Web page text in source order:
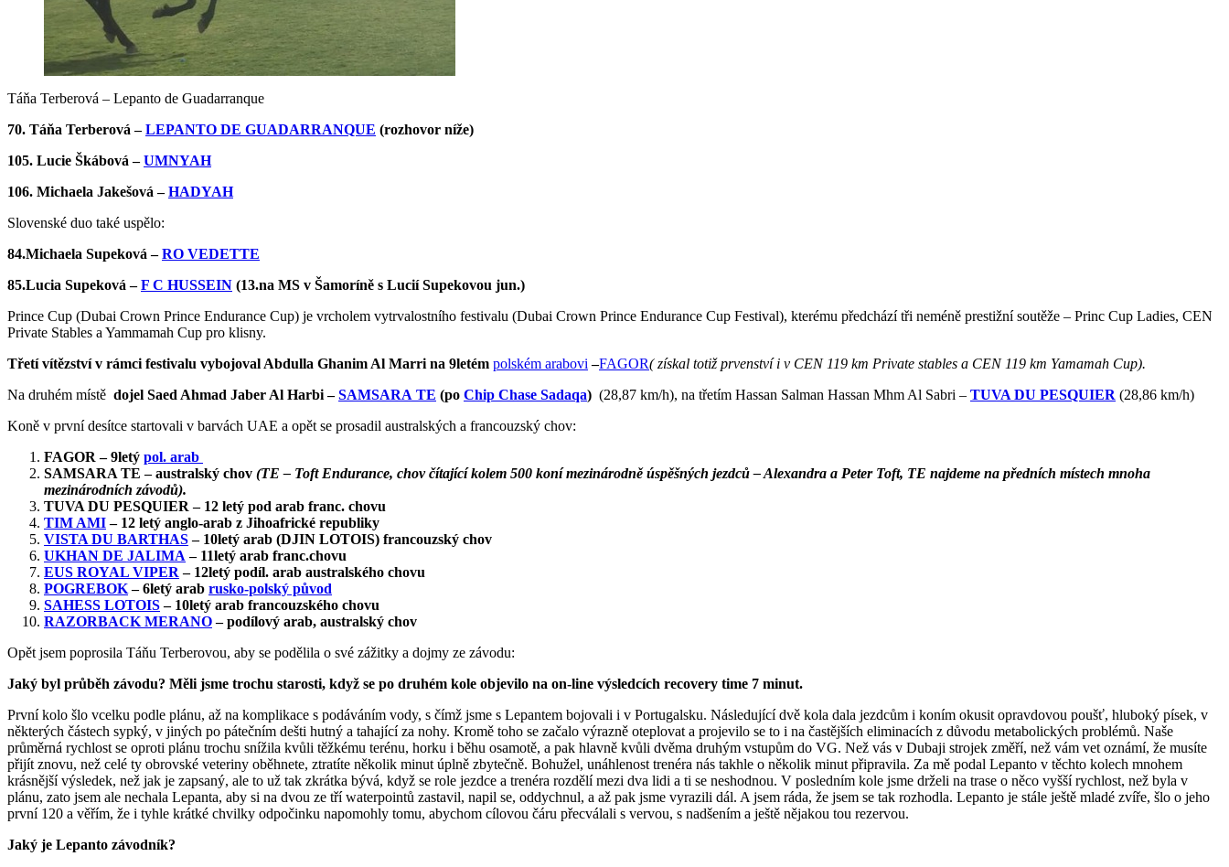
Táňa Terberová – Lepanto de Guadarranque
70. Táňa Terberová –LEPANTO DE GUADARRANQUE (rozhovor níže)
105. Lucie Škábová –UMNYAH
106. Michaela Jakešová –HADYAH
Slovenské duo také uspělo:
84.Michaela Supeková –RO VEDETTE
85.Lucia Supeková –F C HUSSEIN (13.na MS v Šamoríně s Lucií Supekovou jun.)
Prince Cup (Dubai Crown Prince Endurance Cup) je vrcholem vytrvalostního festivalu (Dubai Crown Prince Endurance Cup Festival), kterému předchází tři neméně prestižní soutěže – Princ Cup Ladies, CEN
Private Stables a Yammamah Cup pro klisny.
Třetí vítězství v rámci festivalu vybojoval Abdulla Ghanim Al Marri na 9letém polském arabovi –FAGOR( získal totiž prvenství i v CEN 119 km Private stables a CEN 119 km Yamamah Cup).
Na druhém místě dojel Saed Ahmad Jaber Al Harbi –SAMSARA TE (po Chip Chase Sadaqa) (28,87 km/h), na třetím Hassan Salman Hassan Mhm Al Sabri – TUVA DU PESQUIER (28,86 km/h)
Koně v první desítce startovali v barvách UAE a opět se prosadil australských a francouzský chov:
FAGOR – 9letý pol. arab
SAMSARA TE – australský chov (TE – Toft Endurance, chov čítající kolem 500 koní mezinárodně úspěšných jezdců – Alexandra a Peter Toft, TE najdeme na předních místech mnoha
mezinárodních závodů).
TUVA DU PESQUIER – 12 letý pod arab franc. chovu
TIM AMI– 12 letý anglo-arab z Jihoafrické republiky
VISTA DU BARTHAS– 10letý arab (DJIN LOTOIS) francouzský chov
UKHAN DE JALIMA – 11letý arab franc.chovu
EUS ROYAL VIPER – 12letý podíl. arab australského chovu
POGREBOK– 6letý arab rusko-polský původ
SAHESS LOTOIS– 10letý arab francouzského chovu
RAZORBACK MERANO– podílový arab, australský chov
Opět jsem poprosila Táňu Terberovou, aby se podělila o své zážitky a dojmy ze závodu:
Jaký byl průběh závodu? Měli jsme trochu starosti, když se po druhém kole objevilo na on-line výsledcích recovery time 7 minut.
První kolo šlo vcelku podle plánu, až na komplikace s podáváním vody, s čímž jsme s Lepantem bojovali i v Portugalsku. Následující dvě kola dala jezdcům i koním okusit opravdovou poušť, hluboký písek, v
některých částech sypký, v jiných po pátečním dešti hutný a tahající za nohy. Kromě toho se začalo výrazně oteplovat a projevilo se to i na častějších eliminacích z důvodu metabolických problémů. Naše
průměrná rychlost se oproti plánu trochu snížila kvůli těžkému terénu, horku i běhu osamotě, a pak hlavně kvůli dvěma druhým vstupům do VG. Než vás v Dubaji strojek změří, než vám vet oznámí, že musíte
přijít znovu, než celé ty obrovské veteriny oběhnete, ztratíte několik minut úplně zbytečně. Bohužel, unáhlenost trenéra nás takhle o několik minut připravila. Za mě podal Lepanto v těchto kolech mnohem
krásnější výsledek, než jak je zapsaný, ale to už tak zkrátka bývá, když se role jezdce a trenéra rozdělí mezi dva lidi a ti se neshodnou. V posledním kole jsme drželi na trase o něco vyšší rychlost, než byla v
plánu, zato jsem ale nechala Lepanta, aby si na dvou ze tří waterpointů zastavil, napil se, oddychnul, a až pak jsme vyrazili dál. A jsem ráda, že jsem se tak rozhodla. Lepanto je stále ještě mladé zvíře, šlo o jeho
první 120 a věřím, že i tyhle krátké chvilky odpočinku napomohly tomu, abychom cílovou čáru přecválali s vervou, s nadšením a ještě nějakou tou rezervou.
Jaký je Lepanto závodník?